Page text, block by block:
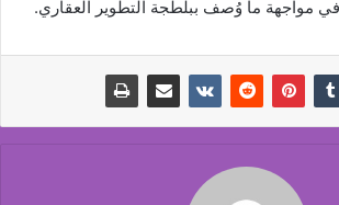
مواجهة ما وُصف ببلطجة التطوير العقاري.